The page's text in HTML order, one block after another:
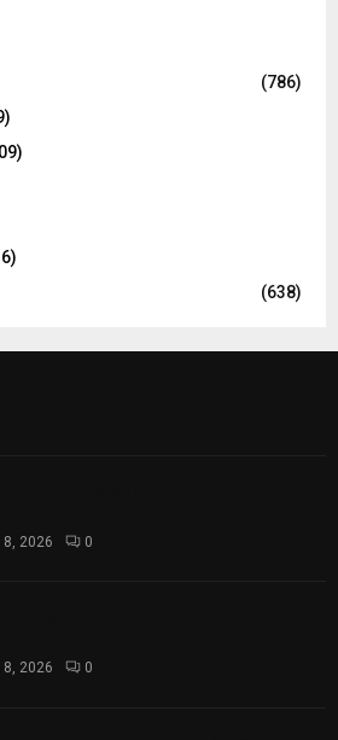
(786)
(638)
2026 0
2026 0